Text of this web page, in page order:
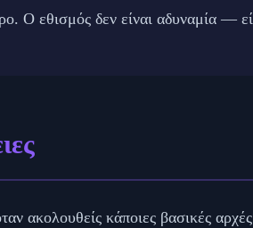
Ο εθισμός δεν είναι αδυναμία —
ακολουθείς κάποιες βασικές